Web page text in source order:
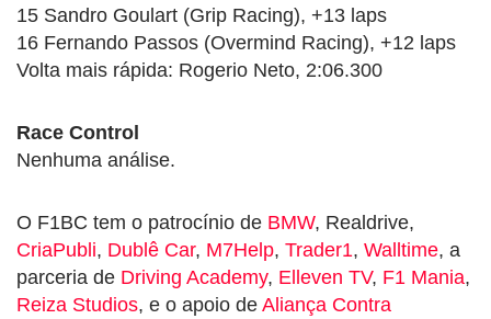
15 Sandro Goulart (Grip Racing), +13 laps
16 Fernando Passos (Overmind Racing), +12 laps
Volta mais rápida: Rogerio Neto, 2:06.300
Race Control
Nenhuma análise.
O F1BC tem o patrocínio de BMW, Realdrive,
CriaPubli, Dublê Car, M7Help, Trader1, Walltime, a
parceria de Driving Academy, Elleven TV, F1 Mania,
Reiza Studios, e o apoio de Aliança Contra